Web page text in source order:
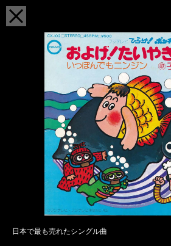
日本で最も売れたシングル曲